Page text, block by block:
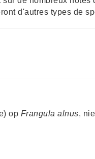
d'autres types de
op Frangula alnus,